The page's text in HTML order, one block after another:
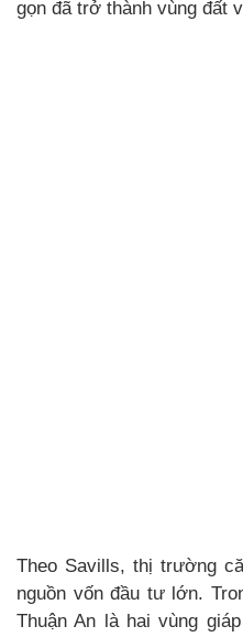
gọn đã trở thành vùng đất
Theo Savills, thị trường
nguồn vốn đầu tư lớn.
Thuận An là hai vùng